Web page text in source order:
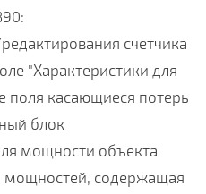
счетчика
"Характеристики для
поля касающиеся потерь
блок
мощности объекта
мощностей, содержащая